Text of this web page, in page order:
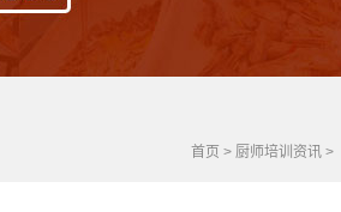
首页 > 厨师培训资讯 >